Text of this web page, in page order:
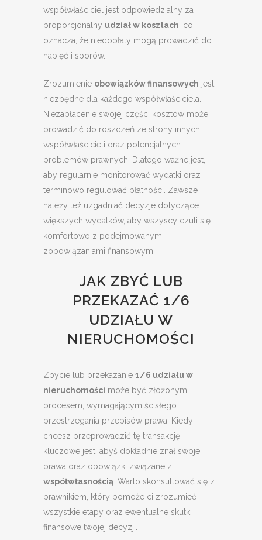
współwłaściciel jest odpowiedzialny za
proporcjonalny udział w kosztach , co
oznacza, że niedopłaty mogą prowadzić do
napięć i sporów.
Zrozumienie obowiązków finansowych jest
niezbędne dla każdego współwłaściciela.
Niezapłacenie swojej części kosztów może
prowadzić do roszczeń ze strony innych
współwłaścicieli oraz potencjalnych
problemów prawnych. Dlatego ważne jest,
aby regularnie monitorować wydatki oraz
terminowo regulować płatności. Zawsze
należy też uzgadniać decyzje dotyczące
większych wydatków, aby wszyscy czuli się
komfortowo z podejmowanymi
zobowiązaniami finansowymi.
JAK ZBYĆ LUB
PRZEKAZAĆ 1/6
UDZIAŁU W
NIERUCHOMOŚCI
Zbycie lub przekazanie 1/6 udziału w
nieruchomości może być złożonym
procesem, wymagającym ścisłego
przestrzegania przepisów prawa. Kiedy
chcesz przeprowadzić tę transakcję,
kluczowe jest, abyś dokładnie znał swoje
prawa oraz obowiązki związane z
współwłasnością . Warto skonsultować się z
prawnikiem, który pomoże ci zrozumieć
wszystkie etapy oraz ewentualne skutki
finansowe twojej decyzji.